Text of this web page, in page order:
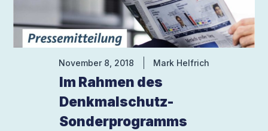
November 8, 2018 Mark Helfrich
Im Rahmen des
Denkmalschutz-
Sonderprogramms